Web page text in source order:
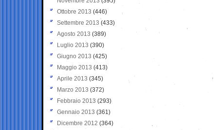
Ottobre 2013 (446)
Settembre 2013 (433)
Agosto 2013 (389)
Luglio 2013 (390)
Giugno 2013 (425)
Maggio 2013 (413)
Aprile 2013 (345)
Marzo 2013 (372)
Febbraio 2013 (293)
Gennaio 2013 (361)
Dicembre 2012 (364)